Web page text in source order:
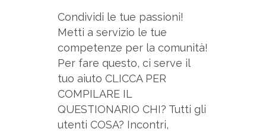
Condividi le tue passioni!
Metti a servizio le tue
competenze per la comunità!
Per fare questo, ci serve il
tuo aiuto CLICCA PER
COMPILARE IL
QUESTIONARIO CHI? Tutti gli
utenti COSA? Incontri,